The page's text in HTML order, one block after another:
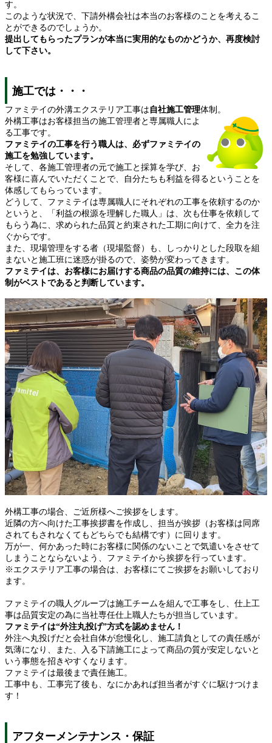
す。
このような状況で、下請外構会社は本当のお客様のことを考えるこ
とができるのでしょうか。
提出してもらったプランが本当に実用的なものかどうか、再度検討
して下さい。
施工では・・・
ファミテイの外溝エクステリア工事は 自社施工管理体制。
外構工事はお客様担当の施工管理者と専属職人によ
る工事です。
ファミテイの工事を行う職人は、必ずファミテイの
施工を勉強しています。
そして、各施工管理者の元で施工と採算を学び、お
客様に喜んでいただくことで、自分たちも利益を得るということを
体感してもらっています。
どうして、ファミテイは専属職人にそれぞれの工事を依頼するのか
というと、「利益の根源を理解した職人」は、次も仕事を依頼して
もらう為に、求められた品質と約束された工期に向けて、全力を注
ぐからです。
また、現場管理をする者（現場監督）も、しっかりとした段取を組
まないと施工班に迷惑が掛るので、姿勢が変わってきます。
ファミテイは、お客様にお届けする商品の品質の維持には、この体
制がベストであると判断しています。
外構工事の場合、ご近所様へご挨拶をします。
近隣の方へ向けた工事挨拶書を作成し、担当が挨拶（お客様は同席
されてもされなくてもどちらでも結構です）に回ります。
万が一、何かあった時にお客様に関係のないことで気遣いをさせて
しまうことならないよう、ファミテイから挨拶を行っています。
※エクステリア工事の場合は、お客様にてご挨拶をお願いしており
ます。
ファミテイの職人グループは施工チームを組んで工事をし、仕上工
事は品質安定の為に当社専任仕上職人たちが担当しています。
ファミテイは“外注丸投げ”方式を認めません！
外注へ丸投げだと会社自体が怠慢化し、施工請負としての責任感が
気薄になり、また、入る下請施工によって商品の質が安定しないと
いう事態を招きやすくなります。
ファミテイは最後まで責任施工。
工事中も、工事完了後も、なにかあれば担当者がすぐに駆けつけま
す！
アフターメンテナンス・保証